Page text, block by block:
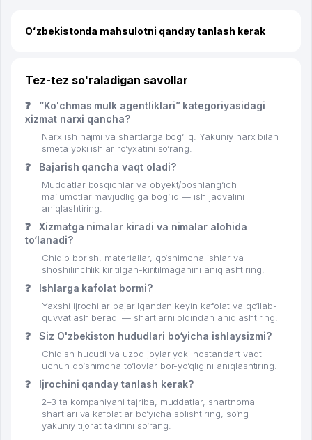
Oʻzbekistonda mahsulotni qanday tanlash kerak
Tez-tez so'raladigan savollar
❓
“Ko'chmas mulk agentliklari” kategoriyasidagi
xizmat narxi qancha?
Narx ish hajmi va shartlarga bog‘liq. Yakuniy narx bilan
smeta yoki ishlar ro‘yxatini so‘rang.
❓ Bajarish qancha vaqt oladi?
Muddatlar bosqichlar va obyekt/boshlang‘ich
ma’lumotlar mavjudligiga bog‘liq — ish jadvalini
aniqlashtiring.
❓
Xizmatga nimalar kiradi va nimalar alohida
to‘lanadi?
Chiqib borish, materiallar, qo‘shimcha ishlar va
shoshilinchlik kiritilgan-kiritilmaganini aniqlashtiring.
❓ Ishlarga kafolat bormi?
Yaxshi ijrochilar bajarilgandan keyin kafolat va qo‘llab-
quvvatlash beradi — shartlarni oldindan aniqlashtiring.
❓ Siz O'zbekiston hududlari bo‘yicha ishlaysizmi?
Chiqish hududi va uzoq joylar yoki nostandart vaqt
uchun qo‘shimcha to‘lovlar bor-yo‘qligini aniqlashtiring.
❓ Ijrochini qanday tanlash kerak?
2–3 ta kompaniyani tajriba, muddatlar, shartnoma
shartlari va kafolatlar bo‘yicha solishtiring, so‘ng
yakuniy tijorat taklifini so‘rang.